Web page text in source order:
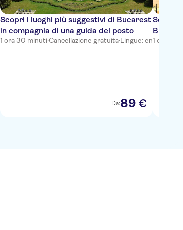
Scopri i luoghi più suggestivi di Bucarest
in compagnia di una guida del posto
1 ora 30 minuti·Cancellazione gratuita·Lingue: en
Da:89 €
Scopri
del
1 ora 30